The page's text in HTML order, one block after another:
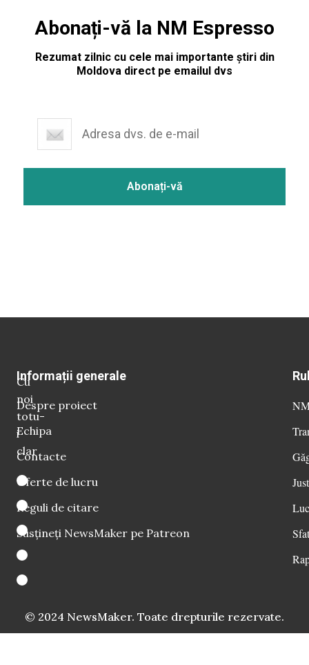
Abonați-vă la NM Espresso
Rezumat zilnic cu cele mai importante știri din
Moldova direct pe emailul dvs
Cu
noi
totu-
i
clar
Informații generale
Despre proiect
Echipa
Contacte
Oferte de lucru
Reguli de citare
Susțineți NewsMaker pe Patreon
© 2024 NewsMaker. Toate drepturile rezervate.